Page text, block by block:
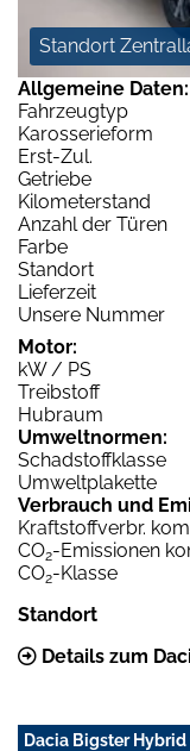
Standort
Allgemeine Daten:
Fahrzeugtyp
Karosserieform
Erst-Zul.
Getriebe
Kilometerstand
Anzahl der Türen
Farbe
Standort
Lieferzeit
Unsere Nummer
Motor:
kW / PS
Treibstoff
Hubraum
Umweltnormen:
Schadstoffklasse
Umweltplakette
Verbrauch und
Kraftstoffverbr.
CO2-Emissionen
CO2-Klasse
Standort
Details zum
Dacia Bigster Hybrid